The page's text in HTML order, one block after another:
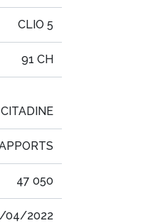
CLIO 5
91 CH
CITADINE
47 050
04/2022